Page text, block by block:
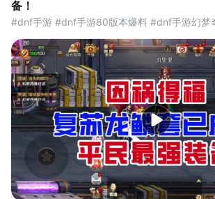
备！
#dnf手游 #dnf手游80版本爆料 #dnf手游幻梦
秘境